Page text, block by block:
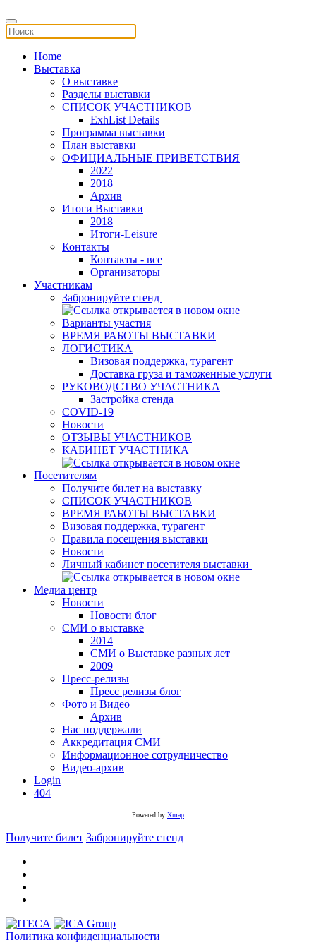
Home
Выставка
О выставке
Разделы выставки
СПИСОК УЧАСТНИКОВ
ExhList Details
Программа выставки
План выставки
ОФИЦИАЛЬНЫЕ ПРИВЕТСТВИЯ
2022
2018
Архив
Итоги Выставки
2018
Итоги-Leisure
Контакты
Контакты - все
Организаторы
Участникам
Забронируйте стенд
Варианты участия
ВРЕМЯ РАБОТЫ ВЫСТАВКИ
ЛОГИСТИКА
Визовая поддержка, турагент
Доставка груза и таможенные услуги
РУКОВОДСТВО УЧАСТНИКА
Застройка стенда
COVID-19
Новости
ОТЗЫВЫ УЧАСТНИКОВ
КАБИНЕТ УЧАСТНИКА
Посетителям
Получите билет на выставку
СПИСОК УЧАСТНИКОВ
ВРЕМЯ РАБОТЫ ВЫСТАВКИ
Визовая поддержка, турагент
Правила посещения выставки
Новости
Личный кабинет посетителя выставки
Медиа центр
Новости
Новости блог
СМИ о выставке
2014
СМИ о Выставке разных лет
2009
Пресс-релизы
Пресс релизы блог
Фото и Видео
Архив
Нас поддержали
Аккредитация СМИ
Информационное сотрудничество
Видео-архив
Login
404
Powered by Xmap
Получите билет Забронируйте стенд
Политика конфиденциальности